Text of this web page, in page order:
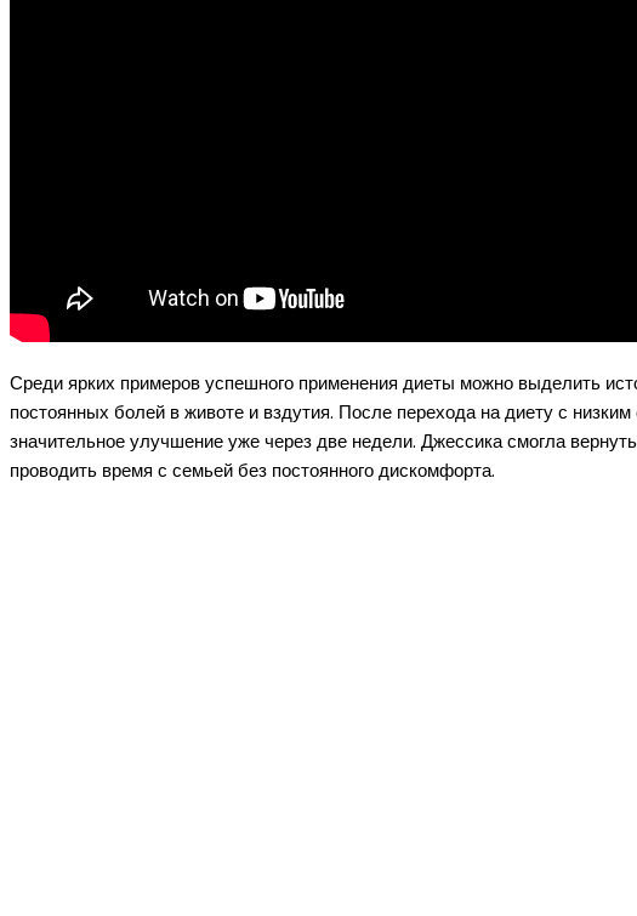
Среди ярких примеров успешного применения диеты можно выделить
постоянных болей в животе и вздутия. После перехода на диету с
значительное улучшение уже через две недели. Джессика смогла
проводить время с семьей без постоянного дискомфорта.